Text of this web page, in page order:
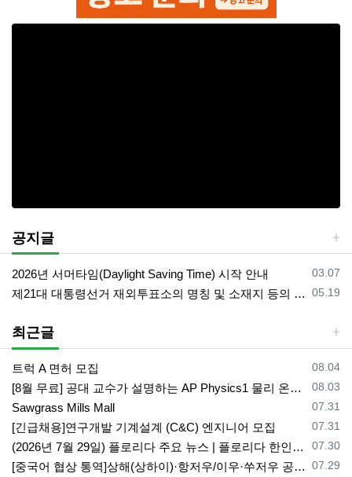
공지글
등록일
03.07
2026년 서머타임(Daylight Saving Time) 시작 안내
등록일
05.19
제21대 대통령선거 재외투표소의 명칭 및 소재지 등의 공고/올랜도 제외 투표소
최근글
등록일
08.04
트럭 A 면허 모집
등록일
08.03
[8월 무료] 공대 교수가 설명하는 AP Physics1 물리 온라인 강의
등록일
07.31
Sawgrass Mills Mall
등록일
07.31
[긴급채용]연구개발 기계설계 (C&C) 엔지니어 모집
등록일
07.30
(2026년 7월 29일) 플로리다 주요 뉴스 | 플로리다 한인 닷컴
등록일
07.29
[중국어 협상 통역]상해(상하이)·항저우/이우·쑤저우 공급·제조 업체,공장 미팅 & 전시회 한중 원어민 프리랜서 비즈니스 통역사